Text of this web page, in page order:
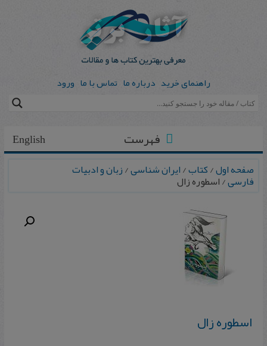
راهنمای خرید درباره ما تماس با ما ورود
English فهرست
صفحه اول/کتاب/ایران شناسی/زبان و ادبیات
فارسی/ اسطوره زال
اسطوره زال